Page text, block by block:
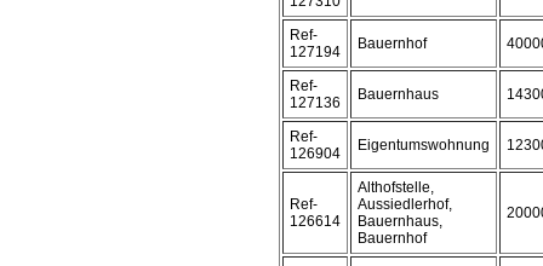
Ref-
127194
Bauernhof
Ref-
127136
Bauernhaus
Ref-
126904
Eigentumswohnung
Ref-
126614
Althofstelle,
Aussiedlerhof,
Bauernhaus,
Bauernhof